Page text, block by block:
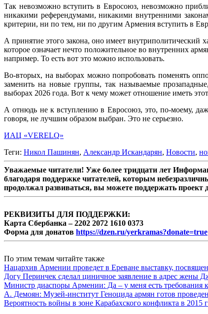
Так невозможно вступить в Евросоюз, невозможно
никакими референдумами, никакими внутренними
критерии, ни по тем, ни по другим Армения вступить в
А принятие этого закона, оно имеет внутриполитический
которое означает нечто положительное во внутренних
например. То есть вот это можно использовать.
Во-вторых, на выборах можно попробовать поменять
заменить на новые группы, так называемые
выборах 2026 года. Вот к чему может отношение иметь
А отнюдь не к вступлению в Евросоюз, это, по-моему,
говоря, не лучшим образом выбран. Это не серьезно.
ИАЦ «VERELQ»
Теги: Никол Пашинян, Александр Искандарян, Новости,
Уважаемые читатели! Уже более тридцати лет
благодаря поддержке читателей, которым
продолжал развиваться, вы можете поддержать проект
РЕКВИЗИТЫ ДЛЯ ПОДДЕРЖКИ:
Карта Сбербанка – 2202 2072 1610 0373
Форма для донатов https://dzen.ru/yerkramas?donate=true
По этим темам читайте также
Нацархив Армении проведет в Ереване выставку,
Догу Перинчек сделал циничное заявление в адрес жены
Министр диаспоры Армении: Да – у меня есть требования
А. Демоян: Музей-институт Геноцида армян готов
Вероятность войны в зоне Карабахского конфликта в 2015